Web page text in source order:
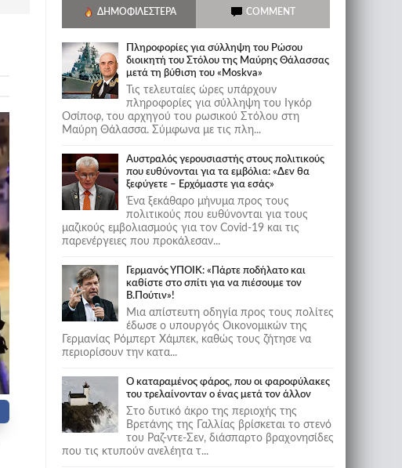
ΔΗΜΟΦΙΛΈΣΤΕΡΑ COMMENT
Πληροφορίες για σύλληψη του Ρώσου
διοικητή του Στόλου της Mαύρης Θάλασσας
μετά τη βύθιση του «Moskva»
Τις τελευταίες ώρες υπάρχουν
πληροφορίες για σύλληψη του Ιγκόρ
Οσίποφ, του αρχηγού του ρωσικού Στόλου στη
Μαύρη Θάλασσα. Σύμφωνα με τις πλη...
Αυστραλός γερουσιαστής στους πολιτικούς
που ευθύνονται για τα εμβόλια: «Δεν θα
ξεφύγετε – Ερχόμαστε για εσάς»
Ένα ξεκάθαρο μήνυμα προς τους
πολιτικούς που ευθύνονται για τους
μαζικούς εμβολιασμούς για τον Covid-19 και τις
παρενέργειες που προκάλεσαν...
Γερμανός ΥΠΟΙΚ: «Πάρτε ποδήλατο και
καθίστε στο σπίτι για να πιέσουμε τον
Β.Πούτιν»!
Μια απίστευτη οδηγία προς τους πολίτες
έδωσε ο υπουργός Οικονομικών της
Γερμανίας Ρόμπερτ Χάμπεκ, καθώς τους ζήτησε να
περιορίσουν την κατα...
Ο καταραμένος φάρος, που οι φαροφύλακες
του τρελαίνονταν ο ένας μετά τον άλλον
Στο δυτικό άκρο της περιοχής της
Βρετάνης της Γαλλίας βρίσκεται το στενό
του Ραζ-ντε-Σεν, διάσπαρτο βραχονησίδες
που τις κτυπούν ανελέητα τ...